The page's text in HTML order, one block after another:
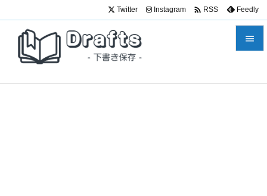

Twitter Instagram  RSS Feedly